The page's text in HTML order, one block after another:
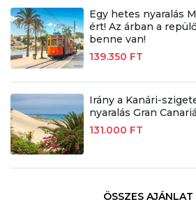
Egy hetes nyaralás
ért! Az árban a
benne van!
139.350 FT
Irány a Kanári-
nyaralás Gran
131.000 FT
ÖSSZES AJÁNLAT